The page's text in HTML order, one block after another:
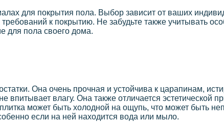
для покрытия пола. Выбор зависит от ваших
к покрытию. Не забудьте также учитывать
для пола своего дома.
Она очень прочная и устойчива к царапинам,
впитывает влагу. Она также отличается эстетической
может быть холодной на ощупь, что может быть
если на ней находится вода или мыло.